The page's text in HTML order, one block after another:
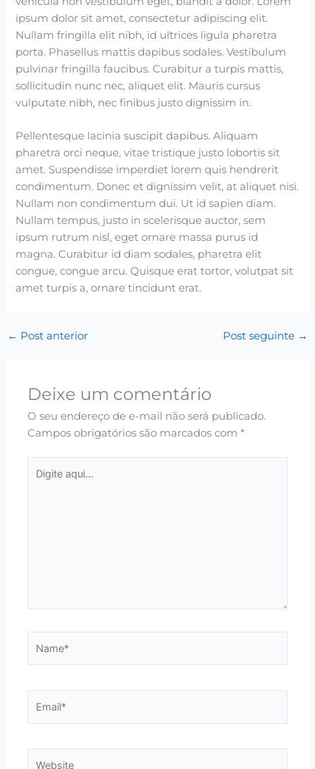
ipsum dolor sit amet, consectetur adipiscing elit.
Nullam fringilla elit nibh, id ultrices ligula pharetra
porta. Phasellus mattis dapibus sodales. Vestibulum
pulvinar fringilla faucibus. Curabitur a turpis mattis,
sollicitudin nunc nec, aliquet elit. Mauris cursus
vulputate nibh, nec finibus justo dignissim in.
Pellentesque lacinia suscipit dapibus. Aliquam
pharetra orci neque, vitae tristique justo lobortis sit
amet. Suspendisse imperdiet lorem quis hendrerit
condimentum. Donec et dignissim velit, at aliquet nisi.
Nullam non condimentum dui. Ut id sapien diam.
Nullam tempus, justo in scelerisque auctor, sem
ipsum rutrum nisl, eget ornare massa purus id
magna. Curabitur id diam sodales, pharetra elit
congue, congue arcu. Quisque erat tortor, volutpat sit
amet turpis a, ornare tincidunt erat.
← Post anterior Post seguinte →
Deixe um comentário
O seu endereço de e-mail não será publicado.
Campos obrigatórios são marcados com*
aqui...